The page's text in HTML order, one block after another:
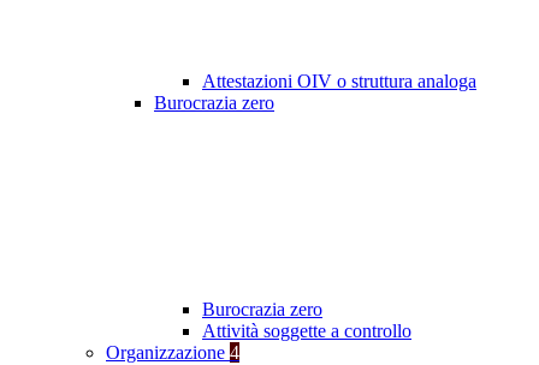
Attestazioni OIV o struttura analoga
Burocrazia zero
Burocrazia zero
Attività soggette a controllo
Organizzazione 4